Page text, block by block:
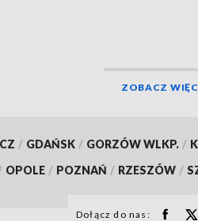
ZOBACZ
/ GDAŃSK / GORZÓW WLKP. /
OPOLE / POZNAŃ / RZESZÓW /
Dołącz do nas: